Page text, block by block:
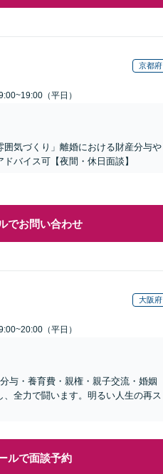
京都府
（平日）
囲気づくり」離婚における財産分与や
バイス可【夜間・休日面談】
でお問い合わせ
大阪府
（平日）
与・養育費・親権・親子交流・婚姻
全力で闘います。明るい人生の再ス
ルで面談予約